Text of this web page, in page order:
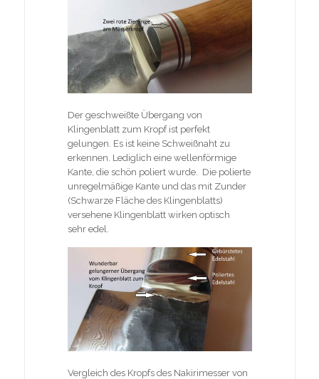
Der geschweißte Übergang von
Klingenblatt zum Kropf ist perfekt
gelungen. Es ist keine Schweißnaht zu
erkennen. Lediglich eine wellenförmige
Kante, die schön poliert wurde. Die polierte
unregelmäßige Kante und das mit Zunder
(Schwarze Fläche des Klingenblatts)
versehene Klingenblatt wirken optisch
sehr edel.
Vergleich des Kropfs des Nakirimesser von